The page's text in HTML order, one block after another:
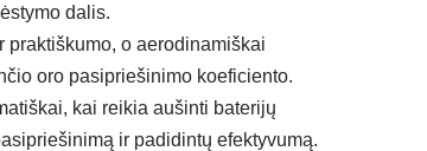
dalis.
o aerodinamiškai
oro pasipriešinimo koeficiento.
kai reikia aušinti baterijų
ir padidintų efektyvumą.